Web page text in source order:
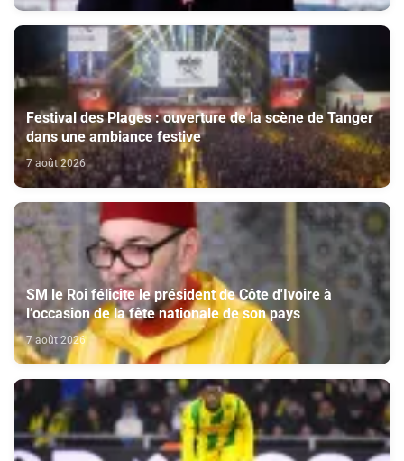
Festival des Plages : ouverture de la scène de Tanger
dans une ambiance festive
7 août 2026
SM le Roi félicite le président de Côte d'Ivoire à
l’occasion de la fête nationale de son pays
7 août 2026